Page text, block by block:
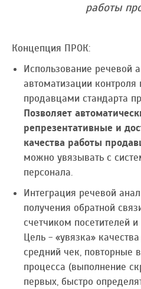
работы
Концепция ПРОК:
Использование речевой
автоматизации
продавцами стандарта
Позволяет
репрезентативные и
качества работы
можно увязывать с
персонала.
Интеграция речевой
получения обратной
счетчиком посетителей
Цель - «увязка»
средний чек, повторные
процесса (выполнение
первых, быстро